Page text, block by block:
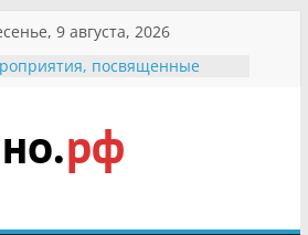
9 августа, 2026
посвященные
Инжавинского округа»
Великой
фронтовичке